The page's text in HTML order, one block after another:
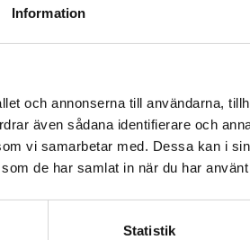
Information
och annonserna till användarna,
även sådana identifierare och
vi samarbetar med. Dessa kan i
de har samlat in när du har
Statistik